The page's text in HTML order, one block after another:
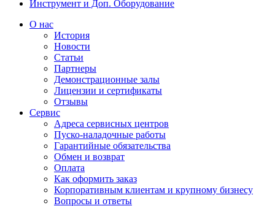
Инструмент и Доп. Оборудование
О нас
История
Новости
Статьи
Партнеры
Демонстрационные залы
Лицензии и сертификаты
Отзывы
Сервис
Адреса сервисных центров
Пуско-наладочные работы
Гарантийные обязательства
Обмен и возврат
Оплата
Как оформить заказ
Корпоративным клиентам и крупному бизнесу
Вопросы и ответы